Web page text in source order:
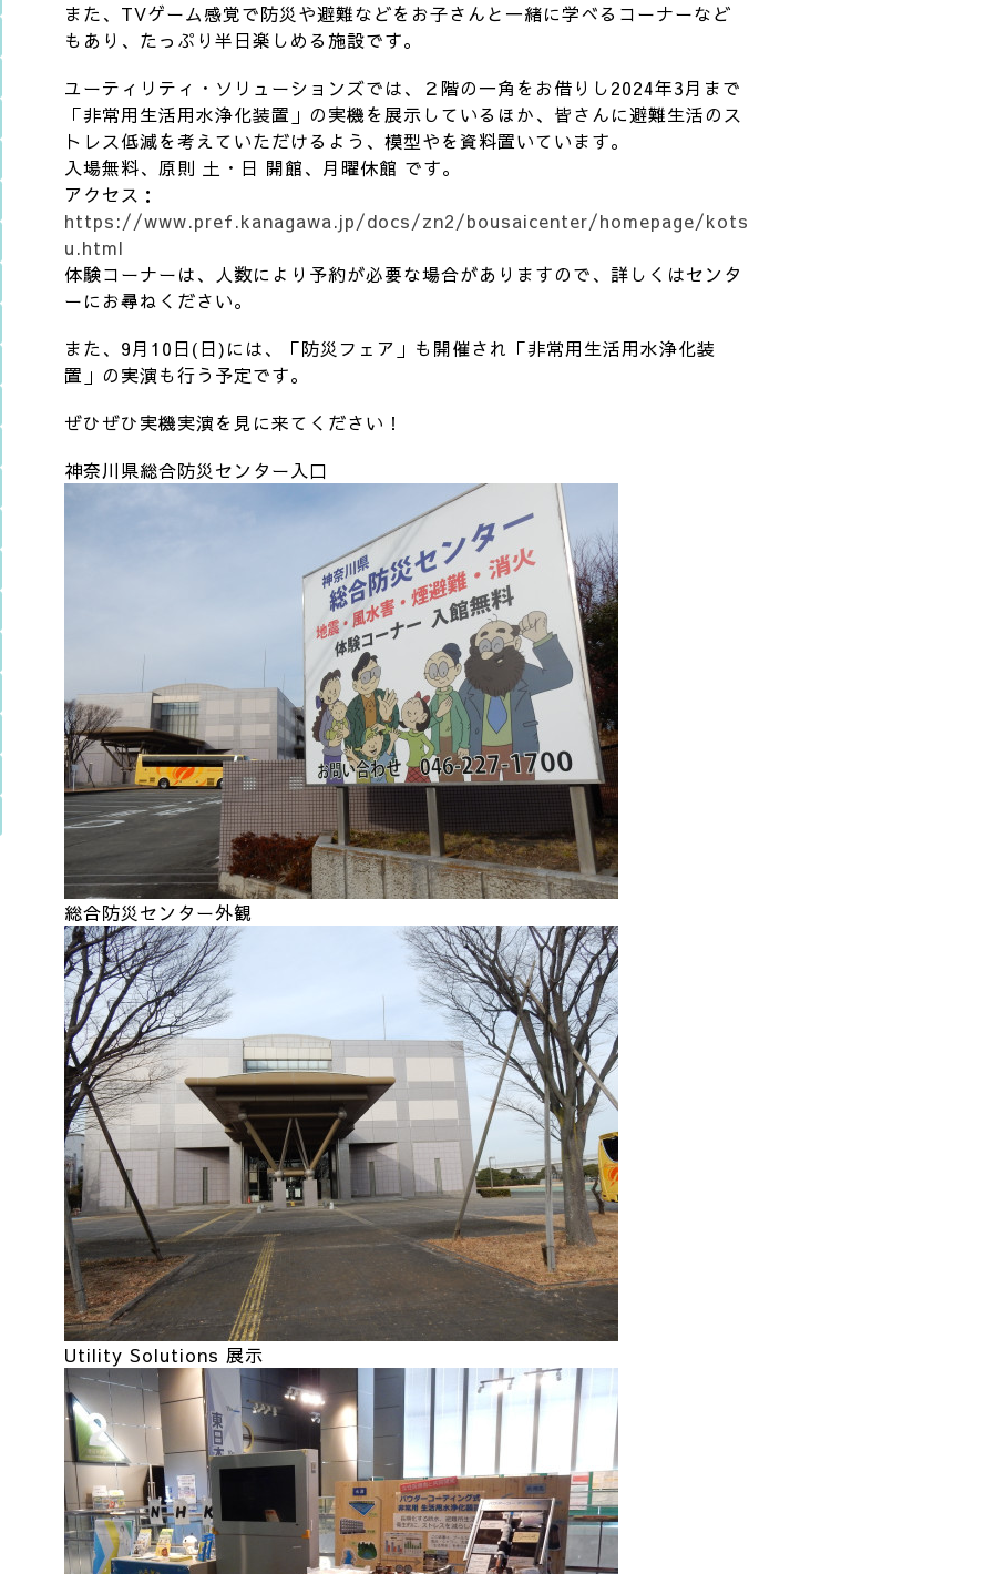
また、TVゲーム感覚で防災や避難などをお子さんと一緒に学べるコーナーなど
もあり、たっぷり半日楽しめる施設です。
ユーティリティ・ソリューションズでは、２階の一角をお借りし2024年3月まで
「非常用生活用水浄化装置」の実機を展示しているほか、皆さんに避難生活のス
トレス低減を考えていただけるよう、模型やを資料置いています。
入場無料、原則 土・日 開館、月曜休館 です。
アクセス：
https://www.pref.kanagawa.jp/docs/zn2/bousaicenter/homepage/kots
u.html
体験コーナーは、人数により予約が必要な場合がありますので、詳しくはセンタ
ーにお尋ねください。
また、9月10日(日)には、「防災フェア」も開催され「非常用生活用水浄化装
置」の実演も行う予定です。
ぜひぜひ実機実演を見に来てください！
神奈川県総合防災センター入口
総合防災センター外観
Utility Solutions 展示